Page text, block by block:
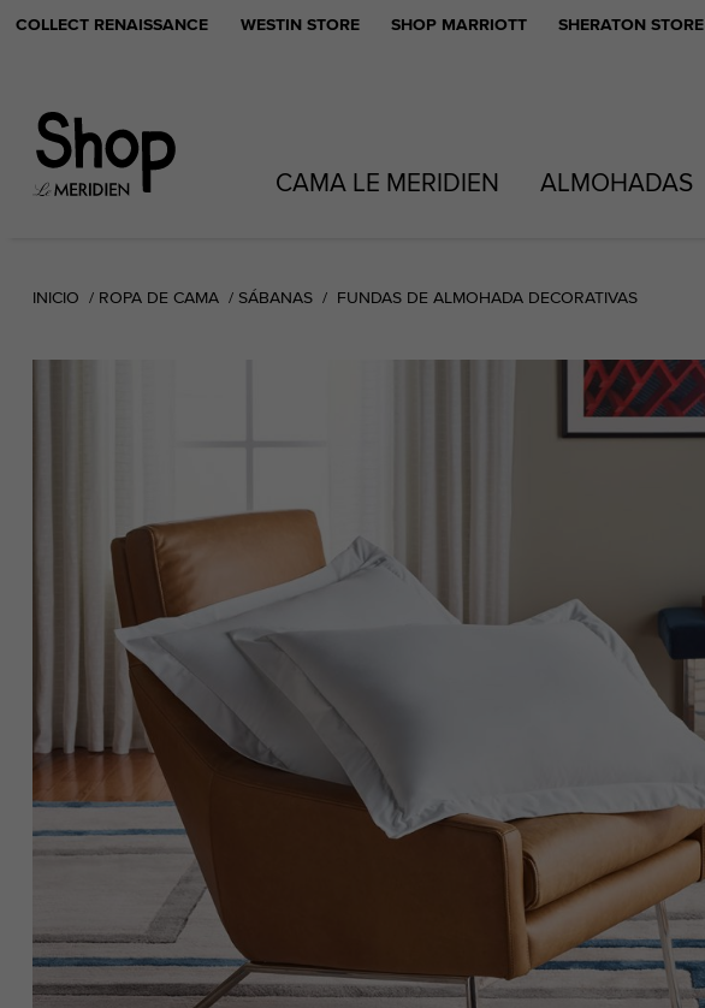
COLLECT RENAISSANCE WESTIN STORE SHOP MARRIOTT SHERATON STORE
CAMA LE MERIDIEN ALMOHADAS
INICIO ROPA DE CAMA SÁBANAS FUNDAS DE ALMOHADA DECORATIVAS